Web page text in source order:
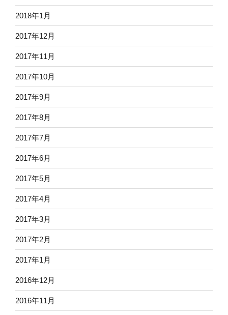
2018年1月
2017年12月
2017年11月
2017年10月
2017年9月
2017年8月
2017年7月
2017年6月
2017年5月
2017年4月
2017年3月
2017年2月
2017年1月
2016年12月
2016年11月